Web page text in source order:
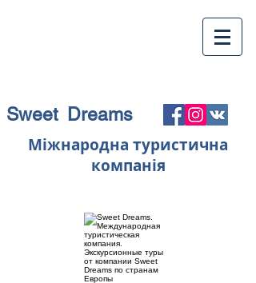
Sweet Dreams
Міжнародна туристична
компанія